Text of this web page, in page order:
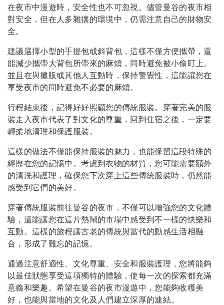
在夜市中漫遊時，安全性也不可忽視。儘管曼谷的夜市相
對安全，但在人多雜攘的環境中，仍需注意自己的財物安
全。
建議選擇小型的手提包或斜背包，這樣不僅方便攜帶，還
能減少攜帶大背包所帶來的麻煩，同時避免被小偷盯上。
並且在與攤販或其他人互動時，保持警覺性，這能讓您在
享受夜市的同時避免不必要的麻煩。
行程結束後，記得好好照顧您的傳統服裝。穿著完美的服
裝走入夜市代表了對文化的尊重，回到住宿之後，一定要
輕柔地清理和保護服裝。
這樣的做法不僅能保持服裝的魅力，也能保留這段特殊的
經歷在您的記憶中。考慮到衣物的材質，您可能需要額外
的清洗和護理，確保您下次穿上這些傳統服裝時，仍然能
感受到它們的美好。
穿著傳統服裝前往曼谷的夜市，不僅可以增強您的文化體
驗，還能讓您在這片熱鬧的市場中感受到不一樣的快樂和
互動。這樣的旅程讓古老的傳統與當代的動感生活相融
合，形成了難忘的記憶。
通過注意舒適性、文化尊重、安全和服裝護理，您將能夠
以最佳狀態享受這項獨特的體驗，使每一次的探索都充滿
意義和樂趣。希望在曼谷的夜市漫遊中，您能夠收穫美
好，也能與當地的文化及人們建立深厚的連結。